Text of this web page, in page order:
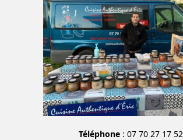
Téléphone: 07 70 27 17 52